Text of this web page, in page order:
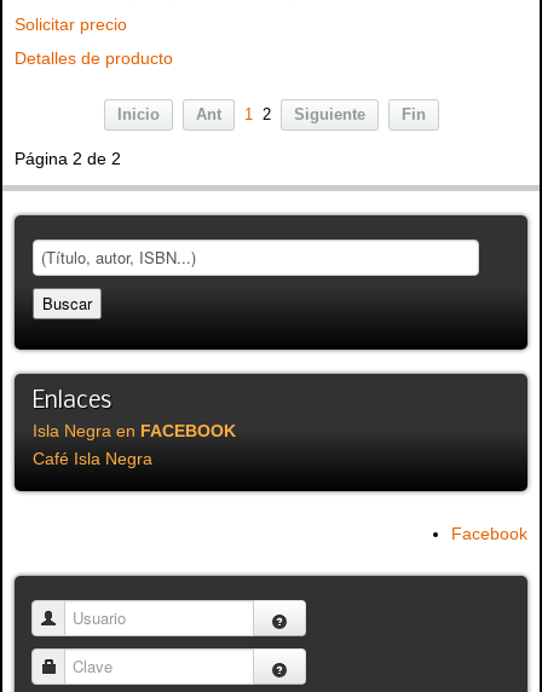
Solicitar precio
Detalles de producto
Inicio Ant 1 2 Siguiente Fin
Página 2 de 2
Enlaces
Isla Negra en FACEBOOK
Café Isla Negra
Facebook
Usuario
Clave